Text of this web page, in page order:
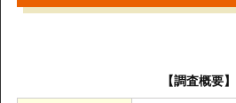
【調査概要】